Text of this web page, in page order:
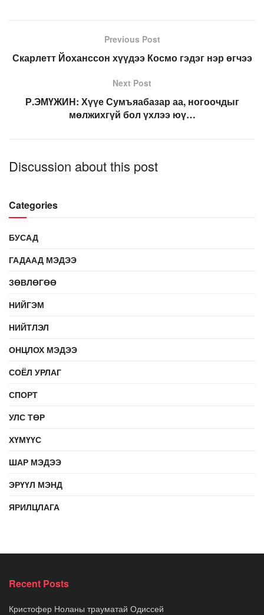
Previous Post
Скарлетт Йоханссон хүүдээ Космо гэдэг нэр өгчээ
Next Post
Р.ЭМҮЖИН: Хүүе Сумъяабазар аа, ногоочдыг
мөлжихгүй бол үхлээ юү…
Discussion about this post
Categories
БУСАД
ГАДААД МЭДЭЭ
ЗӨВЛӨГӨӨ
НИЙГЭМ
НИЙТЛЭЛ
ОНЦЛОХ МЭДЭЭ
СОЁЛ УРЛАГ
СПОРТ
УЛС ТӨР
ХҮМҮҮС
ШАР МЭДЭЭ
ЭРҮҮЛ МЭНД
ЯРИЛЦЛАГА
Recent Posts
Кристофер Ноланы трауматай Одиссей